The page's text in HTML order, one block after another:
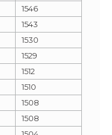
1546
1543
1530
1529
1512
1510
1508
1508